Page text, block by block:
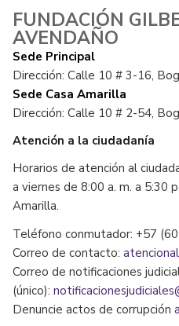
FUNDACIÓN
AVENDAÑO
Sede Principal
Dirección: Calle 10 # 3-16,
Sede Casa Amarilla
Dirección: Calle 10 # 2-54,
Atención a la ciudadanía
Horarios de atención al
a viernes de 8:00 a. m. a 5:30
Amarilla.
Teléfono conmutador: +57
Correo de contacto:
Correo de notificaciones
(único):
Denuncie actos de corrupción